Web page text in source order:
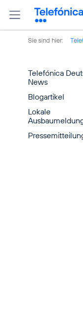
Sie sind hier:
Telefónica
News
Blogartikel
Lokale